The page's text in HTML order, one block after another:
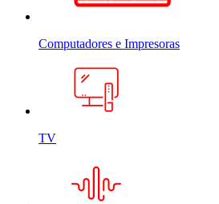
Computadores e Impresoras
TV